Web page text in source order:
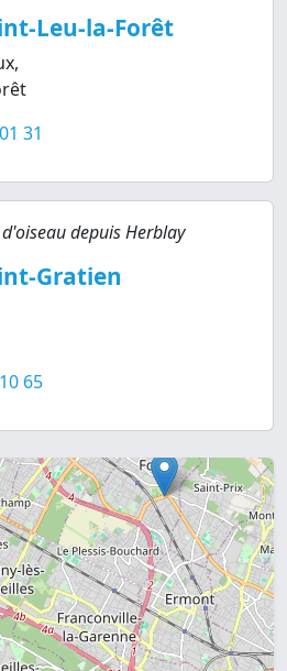
Leu-la-Forêt
31
depuis Herblay
Gratien
65